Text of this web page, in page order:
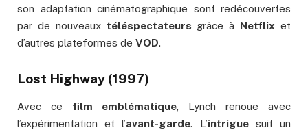
son adaptation cinématographique sont redécouvertes
par de nouveaux téléspectateurs grâce à Netflix et
d’autres plateformes de VOD.
Lost Highway (1997)
Avec ce film emblématique , Lynch renoue avec
l’expérimentation et l’avant-garde. L’intriguesuit un